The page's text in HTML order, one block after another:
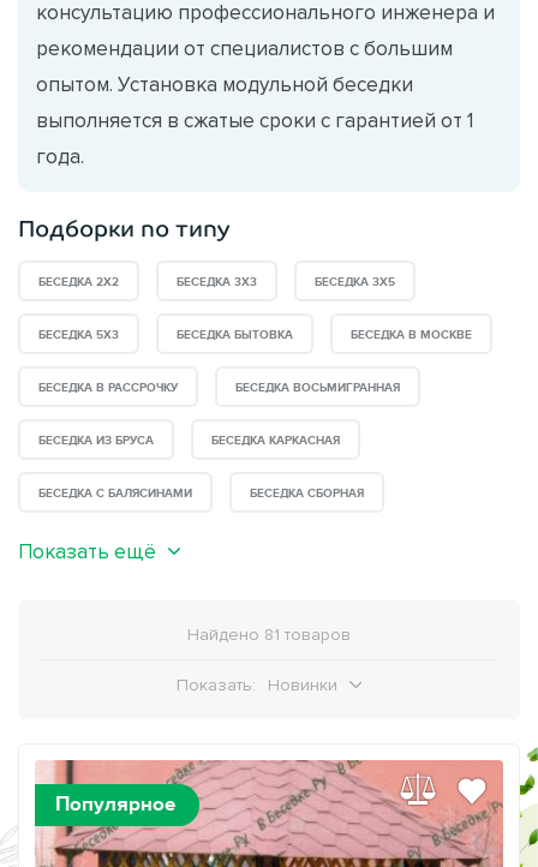
консультацию профессионального инженера и
рекомендации от специалистов с большим
опытом. Установка модульной беседки
выполняется в сжатые сроки с гарантией от 1
года.
Подборки по типу
БЕСЕДКА 2Х2 БЕСЕДКА 3Х3 БЕСЕДКА 3Х5
БЕСЕДКА 5Х3 БЕСЕДКА БЫТОВКА БЕСЕДКА В МОСКВЕ
БЕСЕДКА В РАССРОЧКУ БЕСЕДКА ВОСЬМИГРАННАЯ
БЕСЕДКА ИЗ БРУСА БЕСЕДКА КАРКАСНАЯ
БЕСЕДКА С БАЛЯСИНАМИ БЕСЕДКА СБОРНАЯ
Показать ещё
Найдено 81 товаров
Показать: Новинки
Популярное